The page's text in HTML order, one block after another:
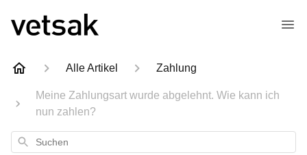
Alle Artikel Zahlung
Meine Zahlungsart wurde abgelehnt. Wie kann ich
nun zahlen?
Suchen